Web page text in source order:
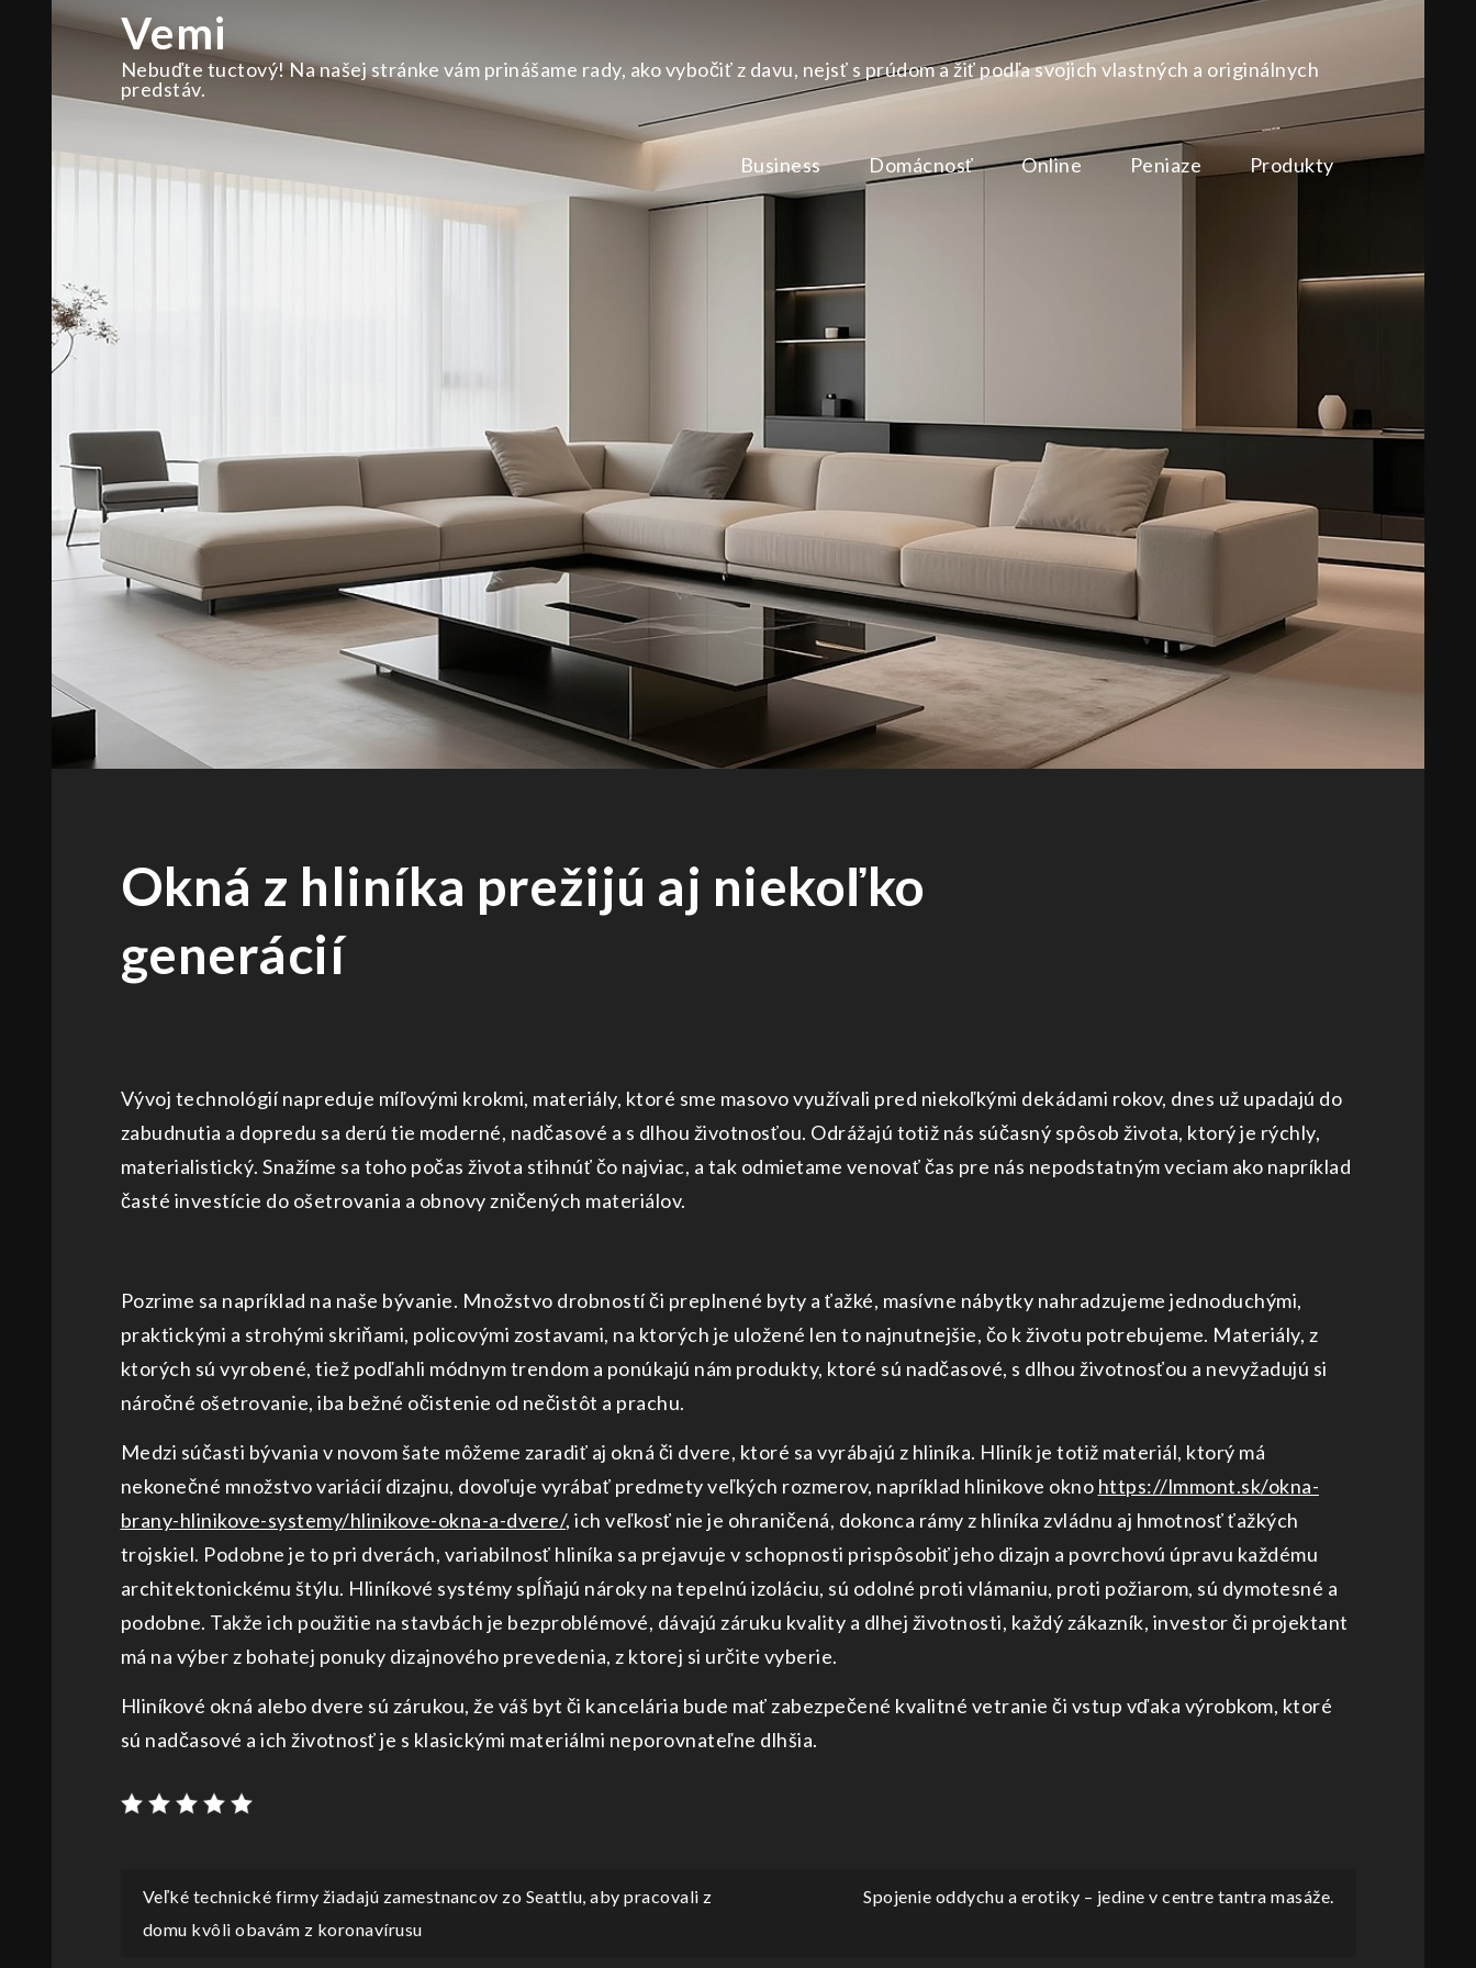
Skip
content
Vemi
Nebuďte tuctový! Na našej stránke vám prinášame rady, ako vybočiť z davu, nejsť s prúdom a žiť podľa svojich vlastných a originálnych
predstáv.
Business Domácnosť Online Peniaze Produkty
Okná z hliníka prežijú aj niekoľko
generácií
Vývoj technológií napreduje míľovými krokmi, materiály, ktoré sme masovo využívali pred niekoľkými dekádami rokov, dnes už upadajú do
zabudnutia a dopredu sa derú tie moderné, nadčasové a s dlhou životnosťou. Odrážajú totiž nás súčasný spôsob života, ktorý je rýchly,
materialistický. Snažíme sa toho počas života stihnúť čo najviac, a tak odmietame venovať čas pre nás nepodstatným veciam ako napríklad
časté investície do ošetrovania a obnovy zničených materiálov.
Pozrime sa napríklad na naše bývanie. Množstvo drobností či preplnené byty a ťažké, masívne nábytky nahradzujeme jednoduchými,
praktickými a strohými skriňami, policovými zostavami, na ktorých je uložené len to najnutnejšie, čo k životu potrebujeme. Materiály, z
ktorých sú vyrobené, tiež podľahli módnym trendom a ponúkajú nám produkty, ktoré sú nadčasové, s dlhou životnosťou a nevyžadujú si
náročné ošetrovanie, iba bežné očistenie od nečistôt a prachu.
Medzi súčasti bývania v novom šate môžeme zaradiť aj okná či dvere, ktoré sa vyrábajú z hliníka. Hliník je totiž materiál, ktorý má
nekonečné množstvo variácií dizajnu, dovoľuje vyrábať predmety veľkých rozmerov, napríklad hlinikove okno https://lmmont.sk/okna-
brany-hlinikove-systemy/hlinikove-okna-a-dvere/, ich veľkosť nie je ohraničená, dokonca rámy z hliníka zvládnu aj hmotnosť ťažkých
trojskiel. Podobne je to pri dverách, variabilnosť hliníka sa prejavuje v schopnosti prispôsobiť jeho dizajn a povrchovú úpravu každému
architektonickému štýlu. Hliníkové systémy spĺňajú nároky na tepelnú izoláciu, sú odolné proti vlámaniu, proti požiarom, sú dymotesné a
podobne. Takže ich použitie na stavbách je bezproblémové, dávajú záruku kvality a dlhej životnosti, každý zákazník, investor či projektant
má na výber z bohatej ponuky dizajnového prevedenia, z ktorej si určite vyberie.
Hliníkové okná alebo dvere sú zárukou, že váš byt či kancelária bude mať zabezpečené kvalitné vetranie či vstup vďaka výrobkom, ktoré
sú nadčasové a ich životnosť je s klasickými materiálmi neporovnateľne dlhšia.
Navigace
Veľké technické firmy žiadajú zamestnancov zo Seattlu, aby pracovali z
domu kvôli obavám z koronavírusu
Spojenie oddychu a erotiky – jedine v centre tantra masáže.